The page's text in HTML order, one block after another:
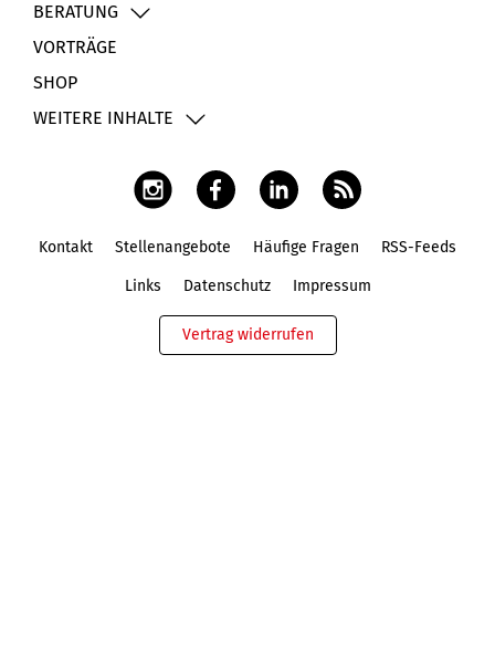
BERATUNG
VORTRÄGE
SHOP
WEITERE INHALTE
Kontakt Stellenangebote Häufige Fragen RSS-Feeds
Links Datenschutz Impressum
Vertrag widerrufen